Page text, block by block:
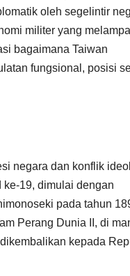
oleh segelintir
militer yang
bagaimana Taiwan
fungsional, posisi
negara dan konflik
19, dimulai dengan
pada tahun
Perang Dunia II, di
kepada